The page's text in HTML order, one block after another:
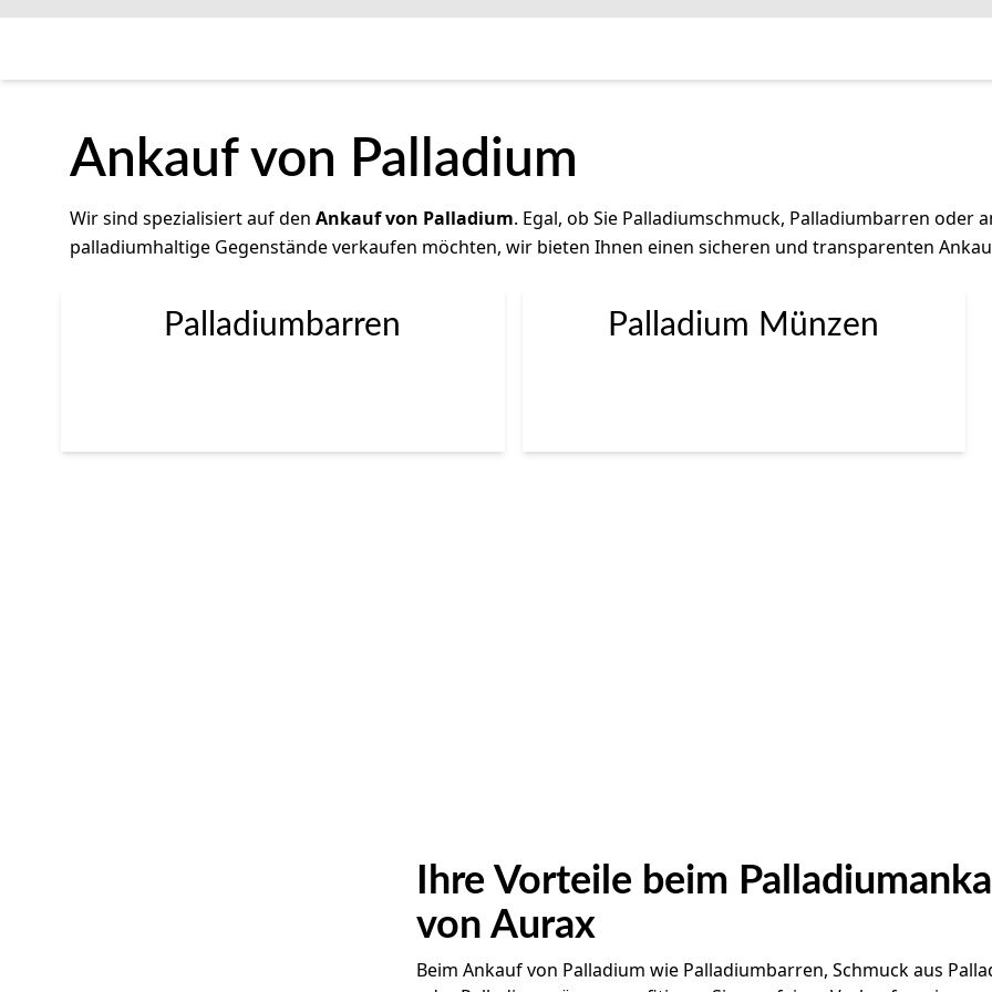
Ankauf von Palladium
Wir sind spezialisiert auf den Ankauf von Palladium. Egal, ob Sie Palladiumschmuck, Palladiumbarren oder
palladiumhaltige Gegenstände verkaufen möchten, wir bieten Ihnen einen sicheren und transparenten
Palladiumbarren Palladium Münzen
Ihre Vorteile beim
von Aurax
Beim Ankauf von Palladium wie Palladiumbarren, Schmuck aus